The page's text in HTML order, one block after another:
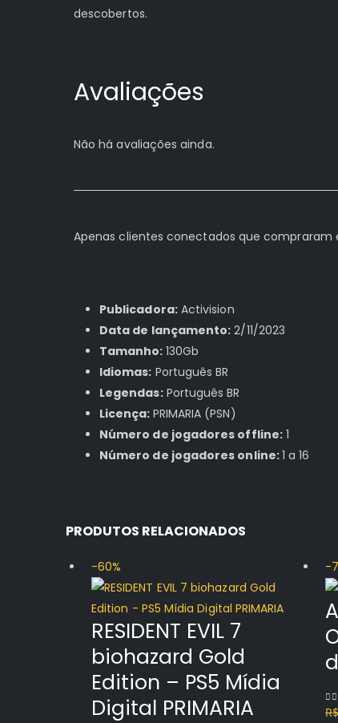
descobertos.
Avaliações
Não há avaliações ainda.
Apenas clientes conectados que
Publicadora:Activision
Data de lançamento: 2/11/2023
Tamanho: 130Gb
Idiomas: Português BR
Legendas:Português BR
Licença: PRIMARIA (PSN)
Número de jogadores offline:1
Número de jogadores online:1 a 16
PRODUTOS RELACIONADOS
-60%
RESIDENT EVIL 7
biohazard Gold
Edition – PS5 Mídia
Digital PRIMARIA
-
0